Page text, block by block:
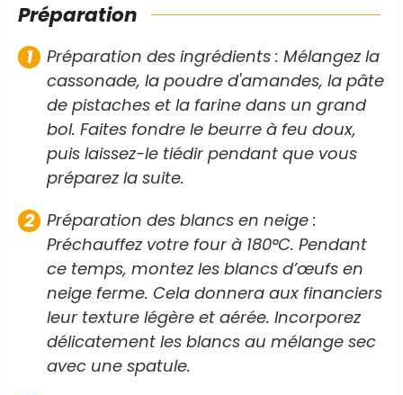
Préparation
Préparation des ingrédients : Mélangez la
cassonade, la poudre d'amandes, la pâte
de pistaches et la farine dans un grand
bol. Faites fondre le beurre à feu doux,
puis laissez-le tiédir pendant que vous
préparez la suite.
Préparation des blancs en neige :
Préchauffez votre four à 180°C. Pendant
ce temps, montez les blancs d’œufs en
neige ferme. Cela donnera aux financiers
leur texture légère et aérée. Incorporez
délicatement les blancs au mélange sec
avec une spatule.